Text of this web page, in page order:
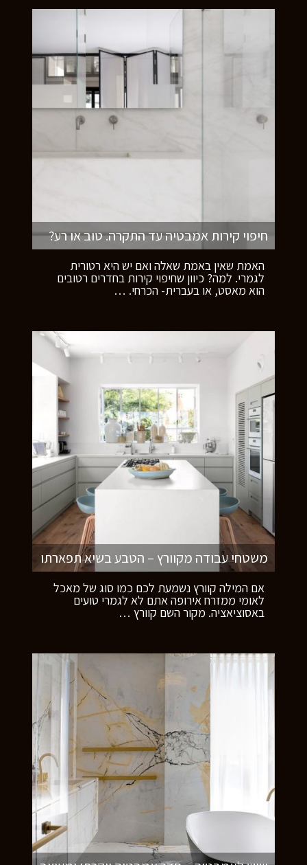
חיפוי קירות אמבטיה עד התקרה. טוב או רע?
האמת שאין באמת שאלה ואם יש היא רטורית
לגמרי. למה? כיוון שחיפוי קירות בחדרים רטובים
הוא מאסט, או בעברית- הכרחי. …
משטחי עבודה מקוורץ – הטבע בשיא תפארתו
אם המילה קוורץ נשמעת לכם כמו סוג של מאכל
לאומי ממזרח אירופה אתם לא לגמרי טועים
באסוציאציה. מקור השם קוורץ …
רוצים לדעת יותר?
השאירו פרטים ונחזור אליכם
בהקדם